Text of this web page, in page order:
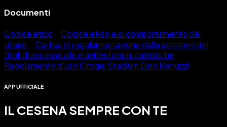
Documenti
Codice etico
Codice etico e di comportamento del
tifoso
Codice di regolamentazione della cessione dei
titoli di accesso alle manifestazioni calcistiche
Regolamento d'uso Orogel Stadium Dino Manuzzi
APP UFFICIALE
IL CESENA SEMPRE CON TE